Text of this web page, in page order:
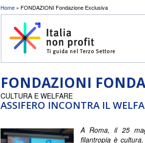
Tu sei qui
Home » FONDAZIONI Fondazione Exclusiva
FONDAZIONI
ASSIFERO INCONTRA IL
CULTURA E WELFARE
A Roma, il 25
filantropia è